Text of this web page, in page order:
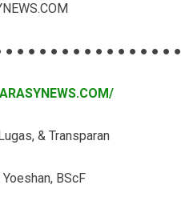
● ● ● ● ● ● ● ● ● ● ● ● ● ●
& Transparan
BScF